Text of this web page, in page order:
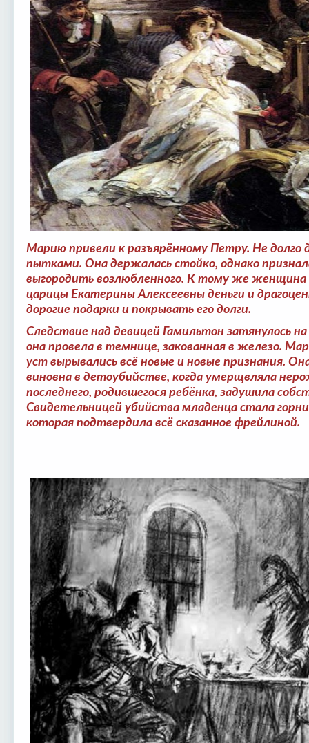
Марию привели к разъярённому Петру. Не долго
пытками. Она держалась стойко, однако
выгородить возлюбленного. К тому же женщина
царицы Екатерины Алексеевны деньги и
дорогие подарки и покрывать его долги.
Следствие над девицей Гамильтон затянулось
она провела в темнице, закованная в железо.
уст вырывались всё новые и новые признания.
виновна в детоубийстве, когда умерщвляла
последнего, родившегося ребёнка, задушила
Свидетельницей убийства младенца стала
которая подтвердила всё сказанное фрейлиной.